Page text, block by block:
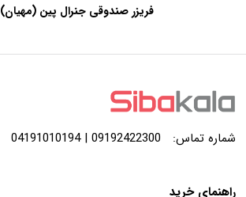
فریزر صندوقی جنرال پین (مهیان)
شماره تماس: 09192422300 | 04191010194
راهنمای خرید